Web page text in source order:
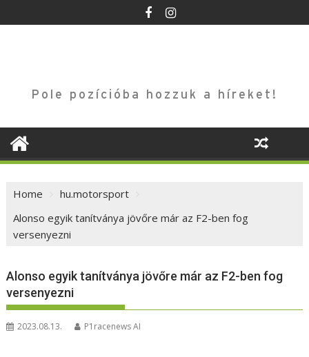
to
Pole pozícióba hozzuk a híreket!
Home
hu.motorsport
Alonso egyik tanítványa jövőre már az F2-ben fog
versenyezni
Alonso egyik tanítványa jövőre már az F2-ben fog
versenyezni
2023.08.13. P1racenews AI